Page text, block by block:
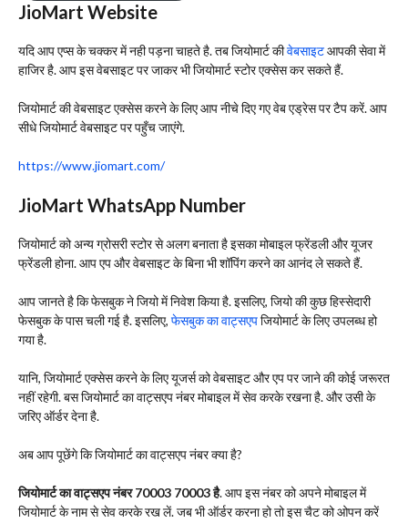
JioMart Website
यदि आप एप्स के चक्कर में नही पड़ना चाहते है. तब जियोमार्ट कीवेबसाइटआपकी सेवा में
हाजिर है. आप इस वेबसाइट पर जाकर भी जियोमार्ट स्टोर एक्सेस कर सकते हैं.
जियोमार्ट की वेबसाइट एक्सेस करने के लिए आप नीचे दिए गए वेब एड्रेस पर टैप करें. आप
सीधे जियोमार्ट वेबसाइट पर पहुँच जाएंगे.
https://www.jiomart.com/
JioMart WhatsApp Number
जियोमार्ट को अन्य ग्रोसरी स्टोर से अलग बनाता है इसका मोबाइल फ्रेंडली और यूजर
फ्रेंडली होना. आप एप और वेबसाइट के बिना भी शॉपिंग करने का आनंद ले सकते हैं.
आप जानते है कि फेसबुक ने जियो में निवेश किया है. इसलिए, जियो की कुछ हिस्सेदारी
फेसबुक के पास चली गई है. इसलिए, फेसबुक का वाट्सएपजियोमार्ट के लिए उपलब्ध हो
गया है.
यानि, जियोमार्ट एक्सेस करने के लिए यूजर्स को वेबसाइट और एप पर जाने की कोई जरूरत
नहीं रहेगी. बस जियोमार्ट का वाट्सएप नंबर मोबाइल में सेव करके रखना है. और उसी के
जरिए ऑर्डर देना है.
अब आप पूछेंगे कि जियोमार्ट का वाट्सएप नंबर क्या है?
जियोमार्ट का वाट्सएप नंबर 70003 70003 है. आप इस नंबर को अपने मोबाइल में
जियोमार्ट के नाम से सेव करके रख लें. जब भी ऑर्डर करना हो तो इस चैट को ओपन करें